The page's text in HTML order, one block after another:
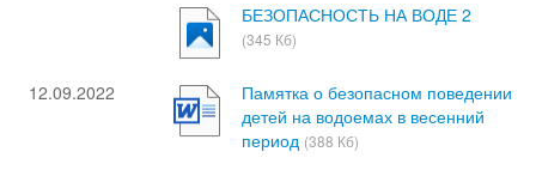
БЕЗОПАСНОСТЬ НА ВОДЕ 2
(345 Кб)
12.09.2022
Памятка о безопасном поведении
детей на водоемах в весенний
период (388 Кб)